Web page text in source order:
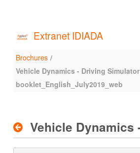
Extranet IDIADA
Brochures
Brochures /
Vehicle Dynamics - Driving Simulator
booklet_English_July2019_web